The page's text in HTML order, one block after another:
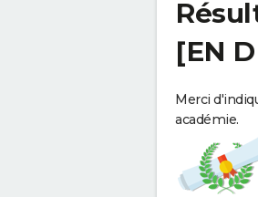
[EN
Merci
académie.